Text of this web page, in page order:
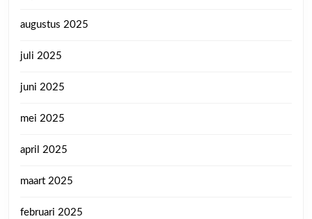
augustus 2025
juli 2025
juni 2025
mei 2025
april 2025
maart 2025
februari 2025